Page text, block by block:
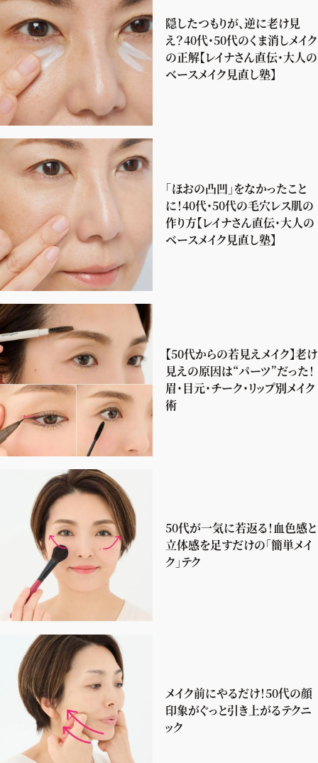
隠したつもりが、逆に老け見
え？40代・50代のくま消しメイク
の正解【レイナさん直伝・大人の
ベースメイク見直し塾】
「ほおの凸凹」をなかったこと
に！40代・50代の毛穴レス肌の
作り方【レイナさん直伝・大人の
ベースメイク見直し塾】
【50代からの若見えメイク】老け
見えの原因は“パーツ”だった！
眉・目元・チーク・リップ別メイク
術
50代が一気に若返る！血色感と
立体感を足すだけの「簡単メイ
ク」テク
メイク前にやるだけ！50代の顔
印象がぐっと引き上がるテクニ
ック